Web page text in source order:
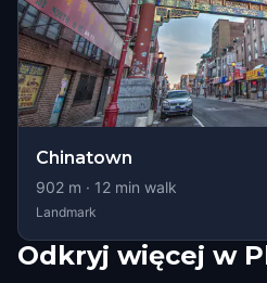
Chinatown
902 m · 12 min walk
Landmark
Odkryj więcej w